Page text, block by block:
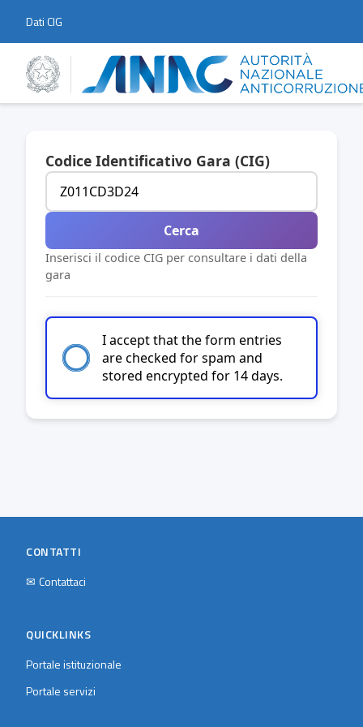
Dati CIG
Codice Identificativo Gara (CIG)
Cerca
Inserisci il codice CIG per consultare i dati della
gara
I accept that the form entries
are checked for spam and
stored encrypted for 14 days.
CONTATTI
✉ Contattaci
QUICKLINKS
Portale istituzionale
Portale servizi